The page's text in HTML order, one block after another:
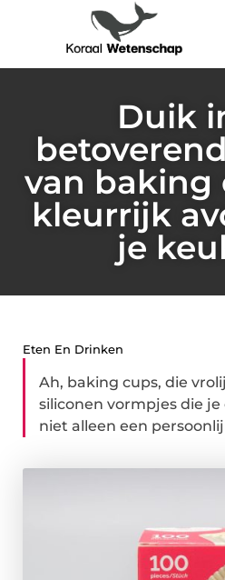
Duik
van baking
kleurrijk
je
Eten En Drinken
Ah, baking cups, die
siliconen vormpjes die
niet alleen een